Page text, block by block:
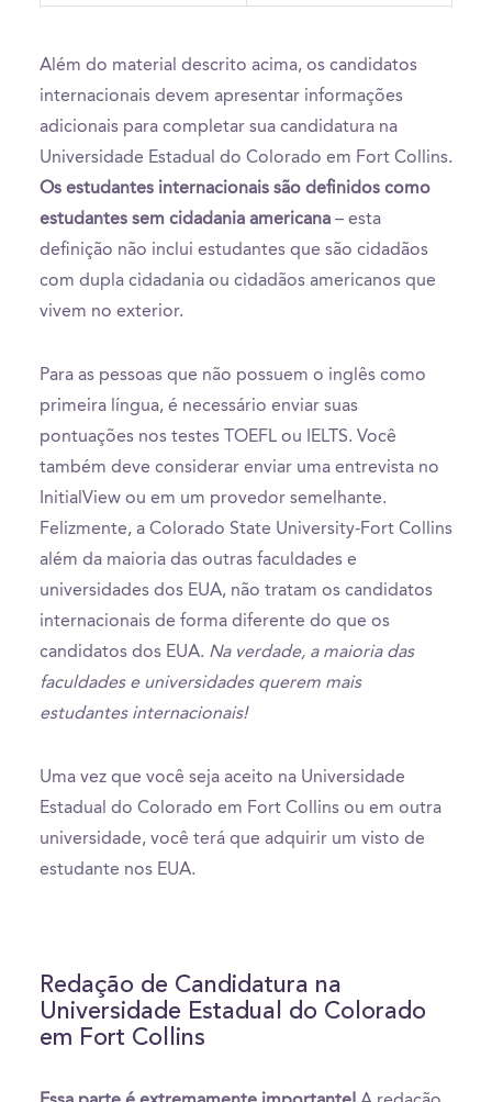
Além do material descrito acima, os candidatos
internacionais devem apresentar informações
adicionais para completar sua candidatura na
Universidade Estadual do Colorado em Fort Collins.
Os estudantes internacionais são definidos como
estudantes sem cidadania americana – esta
definição não inclui estudantes que são cidadãos
com dupla cidadania ou cidadãos americanos que
vivem no exterior.
Para as pessoas que não possuem o inglês como
primeira língua, é necessário enviar suas
pontuações nos testes TOEFL ou IELTS. Você
também deve considerar enviar uma entrevista no
InitialView ou em um provedor semelhante.
Felizmente, a Colorado State University-Fort Collins
além da maioria das outras faculdades e
universidades dos EUA, não tratam os candidatos
internacionais de forma diferente do que os
candidatos dos EUA. Na verdade, a maioria das
faculdades e universidades querem mais
estudantes internacionais!
Uma vez que você seja aceito na Universidade
Estadual do Colorado em Fort Collins ou em outra
universidade, você terá que adquirir um visto de
estudante nos EUA.
Redação de Candidatura na
Universidade Estadual do Colorado
em Fort Collins